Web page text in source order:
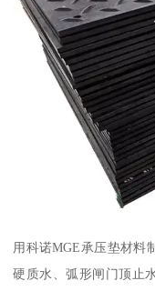
用科诺MGE承压垫材料
硬质水、弧形闸门顶止